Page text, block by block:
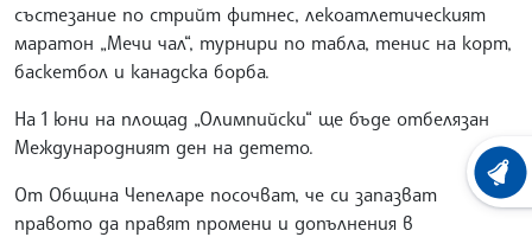
състезание по стрийт фитнес, лекоатлетическият
маратон „Мечи чал“, турнири по табла, тенис на корт,
баскетбол и канадска борба.
На 1 юни на площад „Олимпийски“ ще бъде отбелязан
Международният ден на детето.
От Община Чепеларе посочват, че си запазват
правото да правят промени и допълнения в